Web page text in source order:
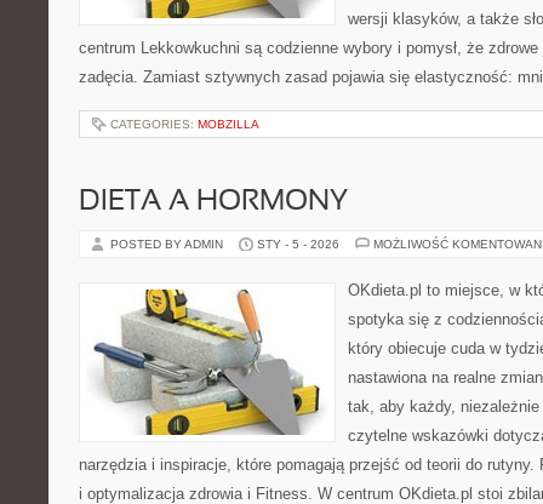
wersji klasyków, a także
centrum Lekkowkuchni są codzienne wybory i pomysł, że
zadęcia. Zamiast sztywnych zasad pojawia się elastyczność:
CATEGORIES: MOBZILLA
DIETA A HORMONY
POSTED BY ADMIN STY - 5 - 2026 MOŻLIWOŚĆ
OKdieta.pl to miejsce, w
spotyka się z
który obiecuje cuda w
nastawiona na realne
tak, aby każdy,
czytelne wskazówki
narzędzia i inspiracje, które pomagają przejść od teorii do rutyny.
i optymalizacja zdrowia i Fitness. W centrum OKdieta.pl stoi